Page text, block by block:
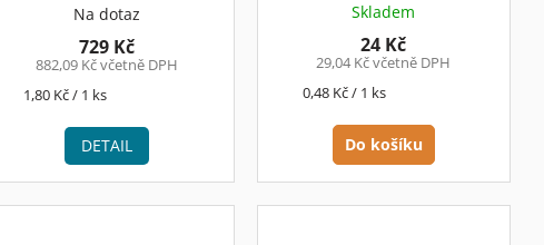
Na dotaz
882,09 Kč včetně DPH
729 Kč
Měrná
1,80 Kč / 1 ks
DETAIL
Skladem
29,04 Kč včetně DPH
24 Kč
Měrná
0,48 Kč / 1 ks
Do košíku